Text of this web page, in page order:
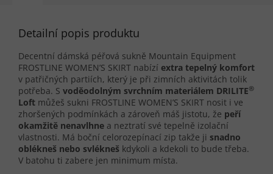
Detailní popis produktu
Decentní dámská péřová sukně Mountain Equipment
FROSTLINE WOMEN’S SKIRT nabízí extra tepelný komfort
v patřičných partiích, který je při zimních aktivitách tolik
potřeba. S voděodolným svrchním materiálem DRILITE®
Loft můžeš sukni FROSTLINE WOMEN’S SKIRT nosit i ve
zhoršených podmínkách a zároveň máš jistotu, že peří
okamžitě nenavlhne a neztratí své tepelně izolační
vlastnosti. Má boční celorozepínací zip takže ji snadno
oblékneš nebo svlékneš kdykoli a kdekoli to bude třeba.
V batohu ti zabere jen minimum místa.